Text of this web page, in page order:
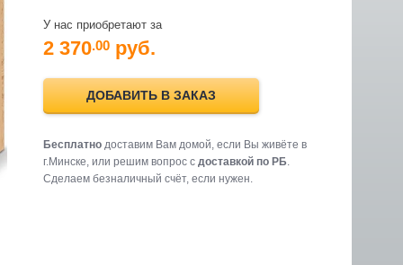
У нас приобретают за
2 370.00 руб.
ДОБАВИТЬ В ЗАКАЗ
Бесплатнодоставим Вам домой, если Вы живёте в
г.Минске, или решим вопрос с доставкой по РБ.
Cделаем безналичный счёт, если нужен.